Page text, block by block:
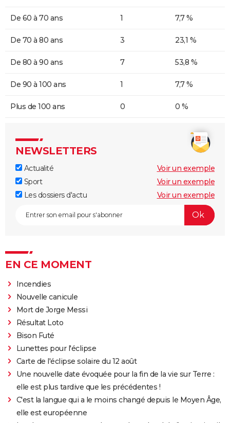
De 60 à 70 ans 1 7,7 %
De 70 à 80 ans 3 23,1 %
De 80 à 90 ans 7 53,8 %
De 90 à 100 ans 1 7,7 %
Plus de 100 ans 0 0 %
NEWSLETTERS
Actualité
Voir un exemple
Sport
Voir un exemple
Les dossiers d'actu
Voir un exemple
EN CE MOMENT
Incendies
Nouvelle canicule
Mort de Jorge Messi
Résultat Loto
Bison Futé
Lunettes pour l'éclipse
Carte de l'éclipse solaire du 12 août
Une nouvelle date évoquée pour la fin de la vie sur Terre :
elle est plus tardive que les précédentes !
C'est la langue qui a le moins changé depuis le Moyen Âge,
elle est européenne